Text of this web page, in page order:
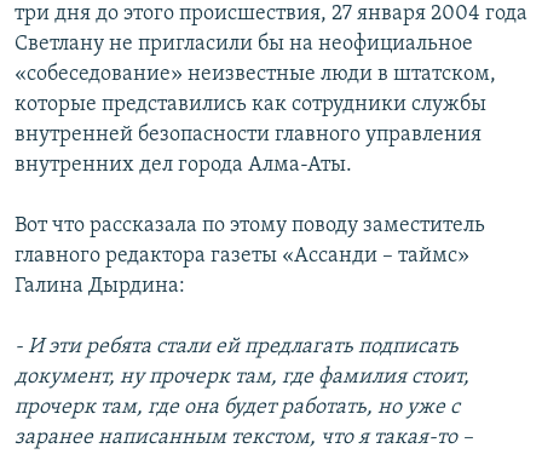
три дня до этого происшествия, 27 января 2004 года
Светлану не пригласили бы на неофициальное
«собеседование» неизвестные люди в штатском,
которые представились как сотрудники службы
внутренней безопасности главного управления
внутренних дел города Алма-Аты.
Вот что рассказала по этому поводу заместитель
главного редактора газеты «Ассанди – таймс»
Галина Дырдина:
- И эти ребята стали ей предлагать подписать
документ, ну прочерк там, где фамилия стоит,
прочерк там, где она будет работать, но уже с
заранее написанным текстом, что я такая-то –